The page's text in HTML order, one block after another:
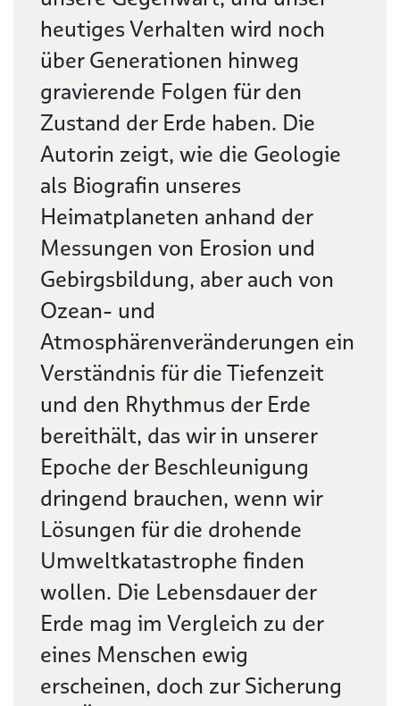
heutiges Verhalten wird noch
über Generationen hinweg
gravierende Folgen für den
Zustand der Erde haben. Die
Autorin zeigt, wie die Geologie
als Biografin unseres
Heimatplaneten anhand der
Messungen von Erosion und
Gebirgsbildung, aber auch von
Ozean- und
Atmosphärenveränderungen ein
Verständnis für die Tiefenzeit
und den Rhythmus der Erde
bereithält, das wir in unserer
Epoche der Beschleunigung
dringend brauchen, wenn wir
Lösungen für die drohende
Umweltkatastrophe finden
wollen. Die Lebensdauer der
Erde mag im Vergleich zu der
eines Menschen ewig
erscheinen, doch zur Sicherung